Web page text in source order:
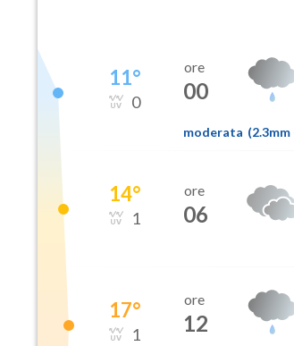
11°
0
ore
00
moderata (2.3mm
14°
1
ore
06
17°
1
ore
12